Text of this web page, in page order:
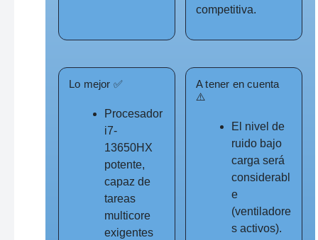
competitiva.
Lo mejor ✅
Procesador
i7-
13650HX
potente,
capaz de
tareas
multicore
exigentes
A tener en cuenta
⚠️
El nivel de
ruido bajo
carga será
considerabl
e
(ventiladore
s activos).